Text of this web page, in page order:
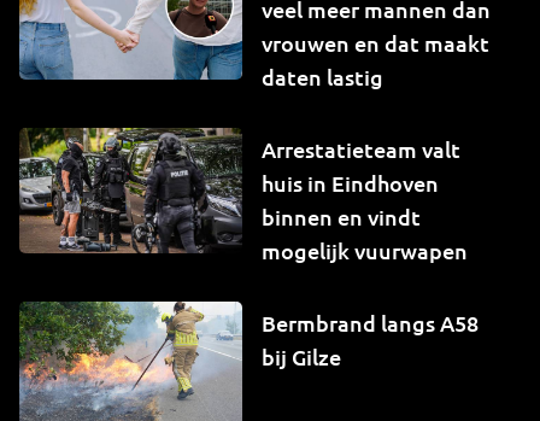
veel meer mannen dan
vrouwen en dat maakt
daten lastig
Arrestatieteam valt
huis in Eindhoven
binnen en vindt
mogelijk vuurwapen
Bermbrand langs A58
bij Gilze